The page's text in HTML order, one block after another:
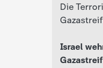
Die
Israel